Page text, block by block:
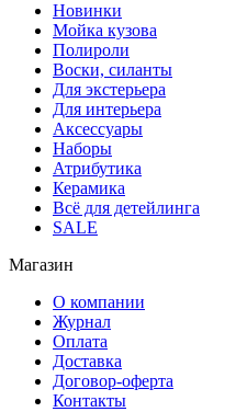
Новинки
Мойка кузова
Полироли
Воски, силанты
Для экстерьера
Для интерьера
Аксессуары
Наборы
Атрибутика
Керамика
Всё для детейлинга
SALE
Магазин
О компании
Журнал
Оплата
Доставка
Договор-оферта
Контакты